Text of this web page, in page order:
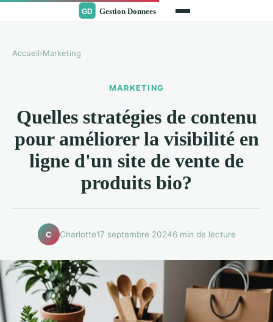
Accueil›Marketing
MARKETING
Quelles stratégies de contenu
pour améliorer la visibilité en
ligne d'un site de vente de
produits bio?
C Charlotte17 septembre 20246 min de lecture